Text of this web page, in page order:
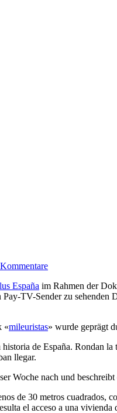
España im Rahmen der
TV-Sender zu
«mileuristas» wurde geprägt
de España. Rondan
llegar.
Woche nach und
de 30 metros cuadrados,
el acceso a una vivienda